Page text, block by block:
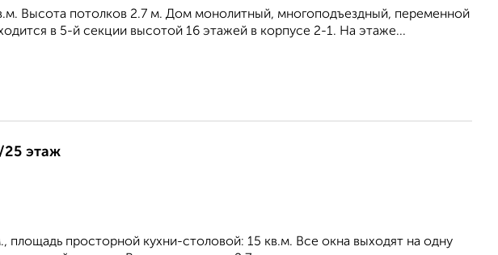
Высота потолков 2.7 м. Дом монолитный, многоподъездный, переменной
в 5-й секции высотой 16 этажей в корпусе 2-1. На этаже...
25 этаж
площадь просторной кухни-столовой: 15 кв.м. Все окна выходят на одну